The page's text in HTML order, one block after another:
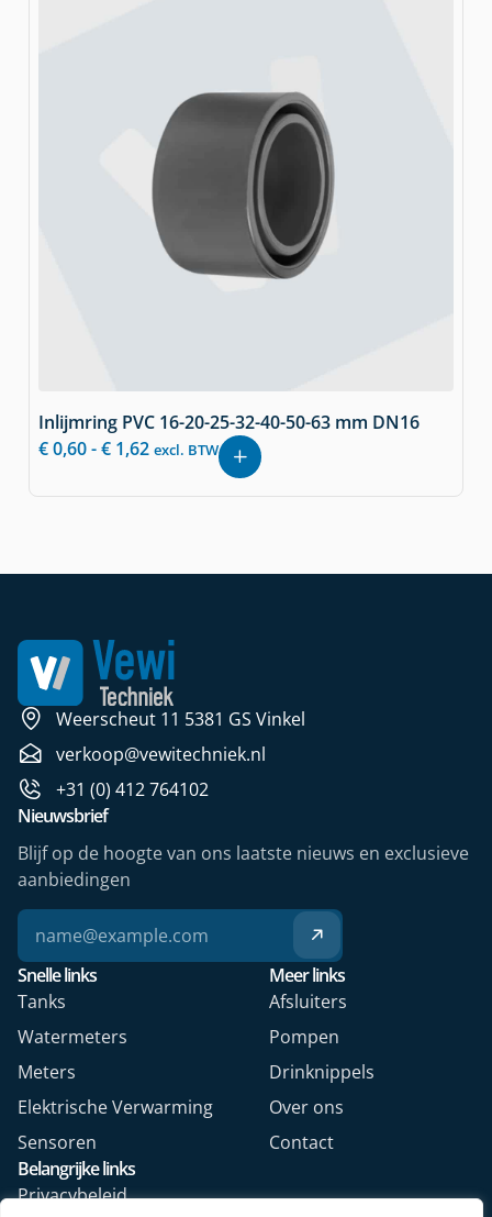
Inlijmring PVC 16-20-25-32-40-50-63 mm DN16
€0,60-€ 1,62 excl. BTW
Weerscheut 11 5381 GS Vinkel
verkoop@vewitechniek.nl
+31 (0) 412 764102
Snelle links
Tanks
Watermeters
Meters
Elektrische Verwarming
Sensoren
Meer links
Afsluiters
Pompen
Drinknippels
Over ons
Contact
Belangrijke links
Privacybeleid
Nieuwsbrief
Blijf op de hoogte van ons laatste nieuws en exclusieve
aanbiedingen